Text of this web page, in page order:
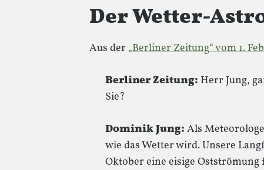
Der Wetter-
Aus der „Berliner Zeitung“ vom 1.
Berliner Zeitung: Herr Jung,
Sie?
Dominik Jung: Als
wie das Wetter wird. Unsere
Oktober eine eisige Ostströmung